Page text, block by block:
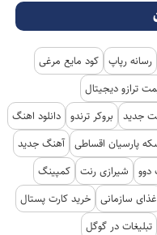
رسانه رپاپ کود مایع مرغی
ترازو دیجیتال
جدید بروکر ترندو دانلود اهنگ
پارسیان اقساطی آهنگ جدید
دوو شیرازی رنت کمپینگ
غذای سازمانی خرید کارت پستال
تبلیغات در گوگل